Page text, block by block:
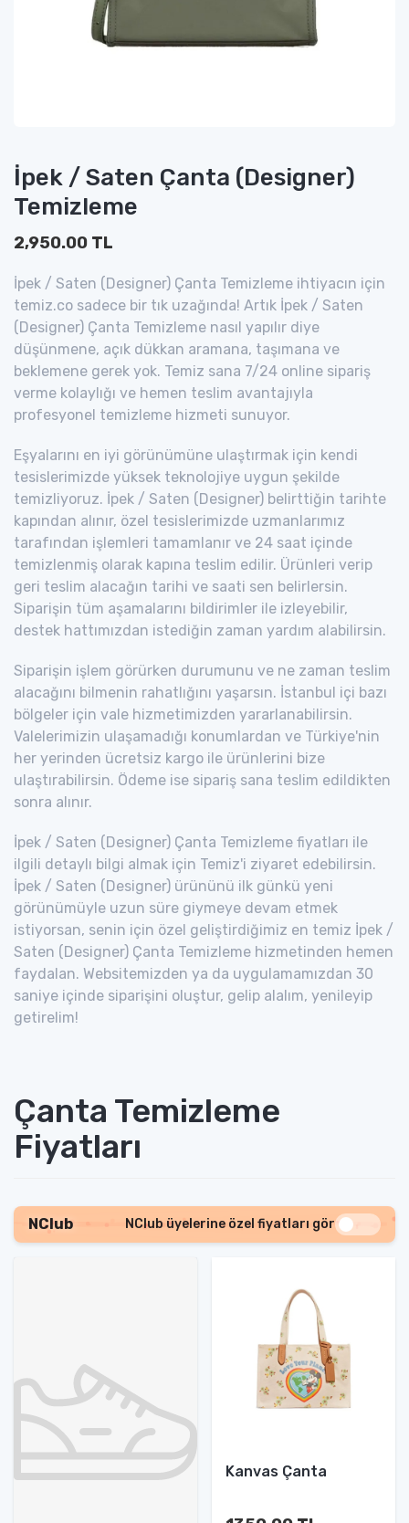
İpek / Saten Çanta (Designer)
Temizleme
2,950.00 TL
İpek / Saten (Designer) Çanta Temizleme ihtiyacın için
temiz.co sadece bir tık uzağında! Artık İpek / Saten
(Designer) Çanta Temizleme nasıl yapılır diye
düşünmene, açık dükkan aramana, taşımana ve
beklemene gerek yok. Temiz sana 7/24 online sipariş
verme kolaylığı ve hemen teslim avantajıyla
profesyonel temizleme hizmeti sunuyor.
Eşyalarını en iyi görünümüne ulaştırmak için kendi
tesislerimizde yüksek teknolojiye uygun şekilde
temizliyoruz. İpek / Saten (Designer) belirttiğin tarihte
kapından alınır, özel tesislerimizde uzmanlarımız
tarafından işlemleri tamamlanır ve 24 saat içinde
temizlenmiş olarak kapına teslim edilir. Ürünleri verip
geri teslim alacağın tarihi ve saati sen belirlersin.
Siparişin tüm aşamalarını bildirimler ile izleyebilir,
destek hattımızdan istediğin zaman yardım alabilirsin.
Siparişin işlem görürken durumunu ve ne zaman teslim
alacağını bilmenin rahatlığını yaşarsın. İstanbul içi bazı
bölgeler için vale hizmetimizden yararlanabilirsin.
Valelerimizin ulaşamadığı konumlardan ve Türkiye'nin
her yerinden ücretsiz kargo ile ürünlerini bize
ulaştırabilirsin. Ödeme ise sipariş sana teslim edildikten
sonra alınır.
İpek / Saten (Designer) Çanta Temizleme fiyatları ile
ilgili detaylı bilgi almak için Temiz'i ziyaret edebilirsin.
İpek / Saten (Designer) ürününü ilk günkü yeni
görünümüyle uzun süre giymeye devam etmek
istiyorsan, senin için özel geliştirdiğimiz en temiz İpek /
Saten (Designer) Çanta Temizleme hizmetinden hemen
faydalan. Websitemizden ya da uygulamamızdan 30
saniye içinde siparişini oluştur, gelip alalım, yenileyip
getirelim!
Çanta Temizleme
Fiyatları
NClub NClub üyelerine özel fiyatları gör
Kanvas Çanta